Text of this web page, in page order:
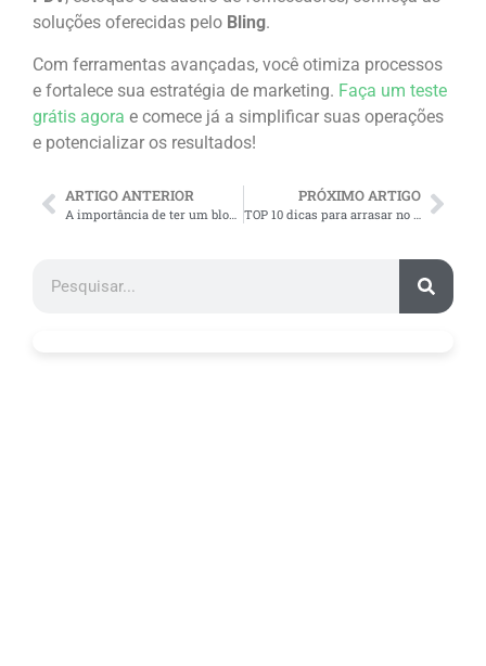
soluções oferecidas pelo Bling.
Com ferramentas avançadas, você otimiza processos
e fortalece sua estratégia de marketing. Faça um teste
grátis agora e comece já a simplificar suas operações
e potencializar os resultados!
ARTIGO ANTERIOR PRÓXIMO ARTIGO